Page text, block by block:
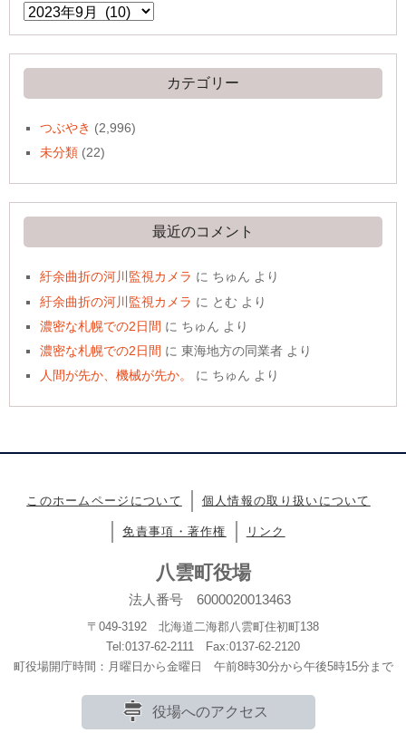
ア
ー
イ
ブ
カテゴリー
つぶやき (2,996)
未分類 (22)
最近のコメント
紆余曲折の河川監視カメラ に ちゅん より
紆余曲折の河川監視カメラ に とむ より
濃密な札幌での2日間 に ちゅん より
濃密な札幌での2日間 に東海地方の同業者 より
人間が先か、機械が先か。
に ちゅん より
このホームページについて 個人情報の取り扱いについて
免責事項・著作権 リンク
八雲町役場
法人番号 6000020013463
〒049-3192 北海道二海郡八雲町住初町138
Tel:0137-62-2111 Fax:0137-62-2120
町役場開庁時間：月曜日から金曜日 午前8時30分から午後5時15分まで
役場へのアクセス